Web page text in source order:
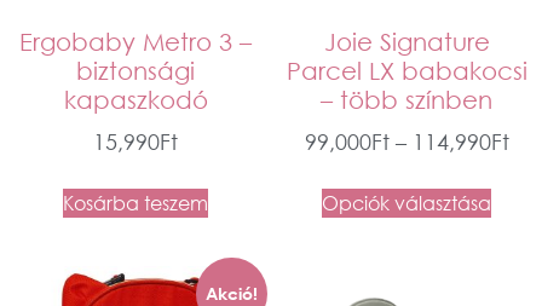
Ergobaby Metro 3 –
biztonsági
kapaszkodó
15,990Ft
Kosárba teszem
Joie Signature
Parcel LX babakocsi
– több színben
99,000Ft – 114,990Ft
Opciók választása
Akció!